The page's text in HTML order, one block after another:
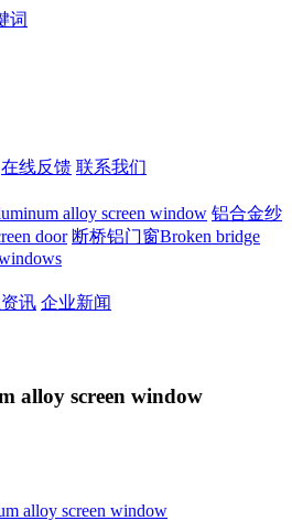
在线反馈 联系我们
alloy screen window 铝合金纱
door 断桥铝门窗Broken bridge
讯 企业新闻
alloy screen window
alloy screen window